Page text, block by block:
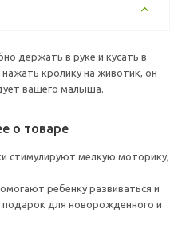
держать в руке и кусать в
нажать кролику на животик, он
вашего малыша.
о товаре
стимулируют мелкую моторику,
ребенку развиваться и
для новорожденного и